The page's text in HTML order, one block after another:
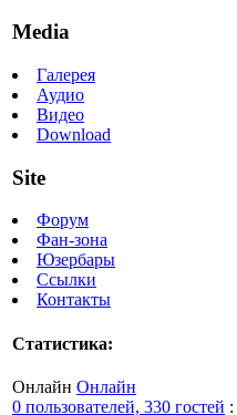
Media
Галерея
Аудио
Видео
Download
Site
Форум
Фан-зона
Юзербары
Ссылки
Контакты
Статистика:
Онлайн Онлайн
0 пользователей, 330 гостей :